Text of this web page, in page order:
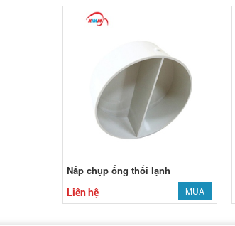
Nắp chụp ống thổi lạnh
Liên hệ MUA